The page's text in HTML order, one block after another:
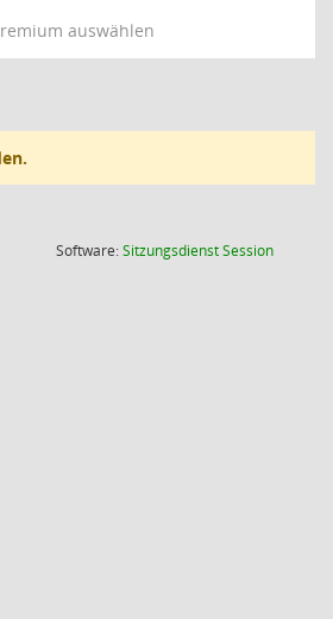
auswählen
Software:SitzungsdienstSession(Wird in